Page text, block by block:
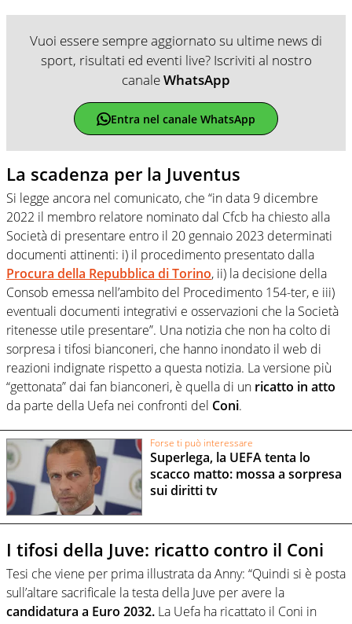
Vuoi essere sempre aggiornato su ultime news di
sport, risultati ed eventi live? Iscriviti al nostro
canaleWhatsApp
Entra nel canale WhatsApp
La scadenza per la Juventus
Si legge ancora nel comunicato, che “in data 9 dicembre
2022 il membro relatore nominato dal Cfcb ha chiesto alla
Società di presentare entro il 20 gennaio 2023 determinati
documenti attinenti: i) il procedimento presentato dalla
Procura della Repubblica di Torino, ii) la decisione della
Consob emessa nell’ambito del Procedimento 154-ter, e iii)
eventuali documenti integrativi e osservazioni che la Società
ritenesse utile presentare”. Una notizia che non ha colto di
sorpresa i tifosi bianconeri, che hanno inondato il web di
reazioni indignate rispetto a questa notizia. La versione più
“gettonata” dai fan bianconeri, è quella di un ricatto in atto
da parte della Uefa nei confronti del Coni.
Forse ti può interessare
Superlega, la UEFA tenta lo
scacco matto: mossa a sorpresa
sui diritti tv
I tifosi della Juve: ricatto contro il Coni
Tesi che viene per prima illustrata da Anny: “Quindi si è posta
sull’altare sacrificale la testa della Juve per avere la
candidatura a Euro 2032. La Uefa ha ricattato il Coni in